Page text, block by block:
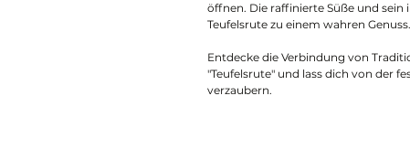
öffnen. Die raffinierte Süße und
Teufelsrute zu einem wahren Genuss.
Entdecke die Verbindung von
"Teufelsrute" und lass dich von der
verzaubern.